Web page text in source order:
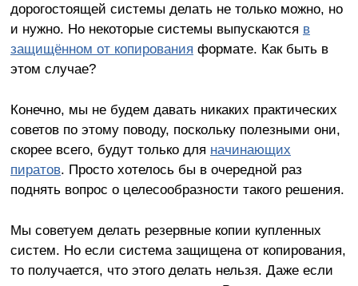
дорогостоящей системы делать не только можно, но
и нужно. Но некоторые системы выпускаются в
защищённом от копирования формате. Как быть в
этом случае?
Конечно, мы не будем давать никаких практических
советов по этому поводу, поскольку полезными они,
скорее всего, будут только для начинающих
пиратов. Просто хотелось бы в очередной раз
поднять вопрос о целесообразности такого решения.
Мы советуем делать резервные копии купленных
систем. Но если система защищена от копирования,
то получается, что этого делать нельзя. Даже если